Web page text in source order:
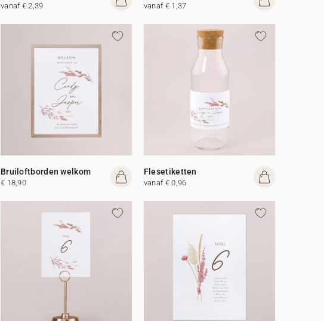
vanaf € 2,39 vanaf € 1,37
Bruiloftborden welkom
€ 18,90
Flesetiketten
vanaf € 0,96